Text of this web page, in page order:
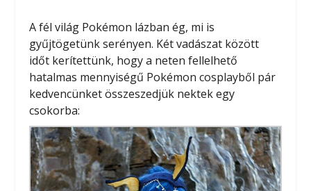
A fél világ Pokémon lázban ég, mi is
gyűjtögetünk serényen. Két vadászat között
időt kerítettünk, hogy a neten fellelhető
hatalmas mennyiségű Pokémon cosplayből pár
kedvencünket összeszedjük nektek egy
csokorba: